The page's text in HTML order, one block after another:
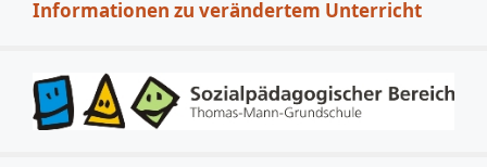
Informationen zu verändertem Unterricht